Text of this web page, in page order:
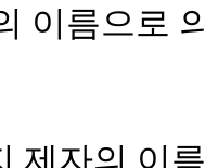
이름으로
제자의 이